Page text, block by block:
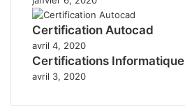
Certification Autocad
avril 4, 2020
Certifications Informatique
avril 3, 2020